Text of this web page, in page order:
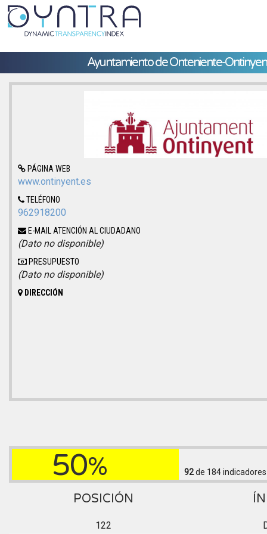
Ayuntamiento de Onteniente-
PÁGINA WEB
www.ontinyent.es
TELÉFONO
962918200
E-MAIL ATENCIÓN AL CIUDADANO
(Dato no disponible)
PRESUPUESTO
(Dato no disponible)
DIRECCIÓN
50% 92de 184
POSICIÓN
122